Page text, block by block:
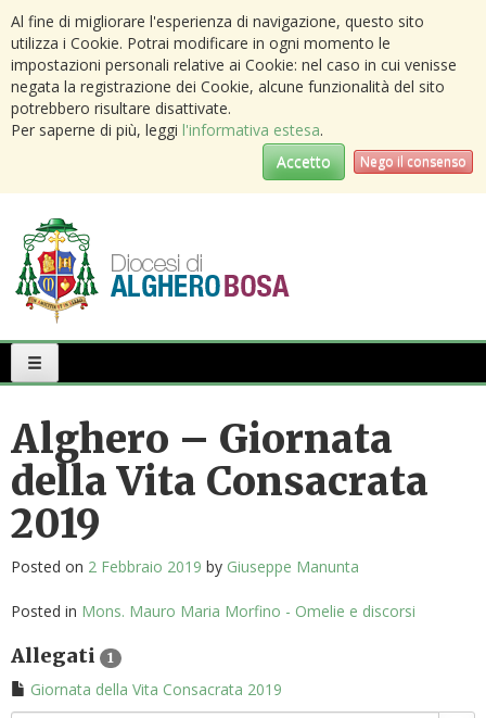
Al fine di migliorare l'esperienza di navigazione, questo sito
utilizza i Cookie. Potrai modificare in ogni momento le
impostazioni personali relative ai Cookie: nel caso in cui venisse
negata la registrazione dei Cookie, alcune funzionalità del sito
potrebbero risultare disattivate.
Per saperne di più, leggi l'informativa estesa.
Accetto
Nego il consenso
Menu
Alghero – Giornata
della Vita Consacrata
2019
Posted on 2 Febbraio 2019 by Giuseppe Manunta
Posted in Mons. Mauro Maria Morfino - Omelie e discorsi
Allegati 1
Giornata della Vita Consacrata 2019